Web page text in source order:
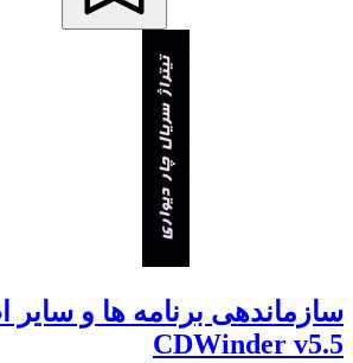
سازماندهی برنامه ها و سایر
CDWinder v5.5